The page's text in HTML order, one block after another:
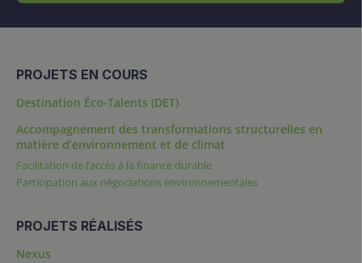
PROJETS EN COURS
Destination Éco-Talents (DET)
Accompagnement des transformations structurelles en
matière d’environnement et de climat
Facilitation de l’accès à la finance durable
Participation aux négociations environnementales
PROJETS RÉALISÉS
Nexus